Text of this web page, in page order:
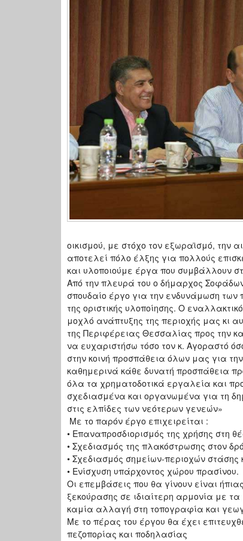
οικισμού, με στόχο τον εξωραϊσμό, την
αποτελεί πόλο έλξης για πολλούς
και υλοποιούμε έργα που συμβάλλουν
Από την πλευρά του ο δήμαρχος
σπουδαίο έργο για την ενδυνάμωση των
της οριστικής υλοποίησης. Ο
μοχλό ανάπτυξης της περιοχής μας κι
της Περιφέρειας Θεσσαλίας προς την
να ευχαριστήσω τόσο τον κ. Αγοραστό
στην κοινή προσπάθεια όλων μας για
καθημερινά κάθε δυνατή προσπάθεια
όλα τα χρηματοδοτικά εργαλεία και
σχεδιασμένα και οργανωμένα για τη
στις ελπίδες των νεότερων γενεών»
Με το παρόν έργο επιχειρείται :
• Επαναπροσδιορισμός της χρήσης στη
• Σχεδιασμός της πλακόστρωσης στον
• Σχεδιασμός σημείων-περιοχών στάσης
• Ενίσχυση υπάρχοντος χώρου πρασίνου.
Οι επεμβάσεις που θα γίνουν είναι
ξεκούρασης σε ιδιαίτερη αρμονία με
καμία αλλαγή στη τοπογραφία και
Με το πέρας του έργου θα έχει
πεζοπορίας και ποδηλασίας